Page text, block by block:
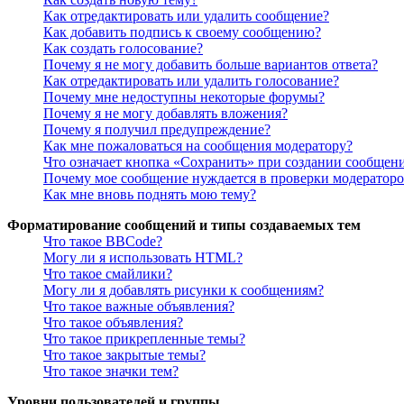
Как отредактировать или удалить сообщение?
Как добавить подпись к своему сообщению?
Как создать голосование?
Почему я не могу добавить больше вариантов ответа?
Как отредактировать или удалить голосование?
Почему мне недоступны некоторые форумы?
Почему я не могу добавлять вложения?
Почему я получил предупреждение?
Как мне пожаловаться на сообщения модератору?
Что означает кнопка «Сохранить» при создании
Почему мое сообщение нуждается в проверки
Как мне вновь поднять мою тему?
Форматирование сообщений и типы создаваемых тем
Что такое BBCode?
Могу ли я использовать HTML?
Что такое смайлики?
Могу ли я добавлять рисунки к сообщениям?
Что такое важные объявления?
Что такое объявления?
Что такое прикрепленные темы?
Что такое закрытые темы?
Что такое значки тем?